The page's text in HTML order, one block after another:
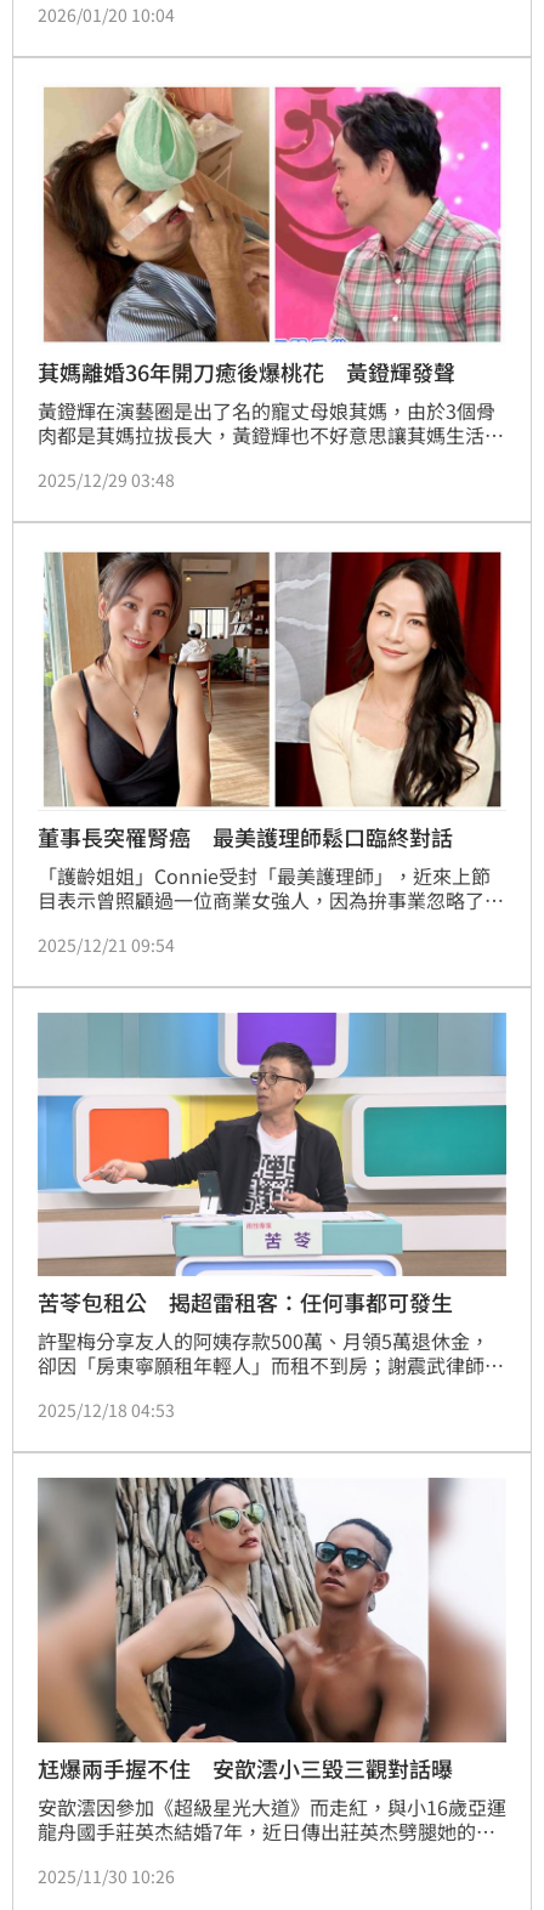
2026/01/20 10:04
萁媽離婚36年開刀癒後爆桃花 黃鐙輝發聲
黃鐙輝在演藝圈是出了名的寵丈母娘萁媽，由於3個骨
肉都是萁媽拉拔長大，黃鐙輝也不好意思讓萁媽生活過
手術開刀，面容出現明顯變化，黃鐙輝則強調現在要交
2025/12/29 03:48
董事長突罹腎癌 最美護理師鬆口臨終對話
「護齡姐姐」Connie受封「最美護理師」，近來上節
目表示曾照顧過一位商業女強人，因為拚事業忽略了健
靈，讓人不勝唏噓。
2025/12/21 09:54
苦苓包租公 揭超雷租客：任何事都可發生
許聖梅分享友人的阿姨存款500萬、月領5萬退休金，
卻因「房東寧願租年輕人」而租不到房；謝震武律師也
2025/12/18 04:53
尪爆兩手握不住 安歆澐小三毀三觀對話曝
安歆澐因參加《超級星光大道》而走紅，與小16歲亞運
龍舟國手莊英杰結婚7年，近日傳出莊英杰劈腿她的人
爆對話全曝光了。
2025/11/30 10:26